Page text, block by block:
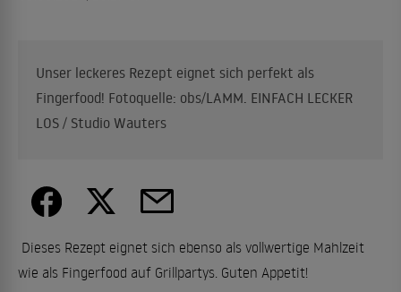
Unser leckeres Rezept eignet sich perfekt als
Fingerfood! Fotoquelle: obs/LAMM. EINFACH LECKER
LOS / Studio Wauters
Dieses Rezept eignet sich ebenso als vollwertige Mahlzeit
wie als Fingerfood auf Grillpartys. Guten Appetit!